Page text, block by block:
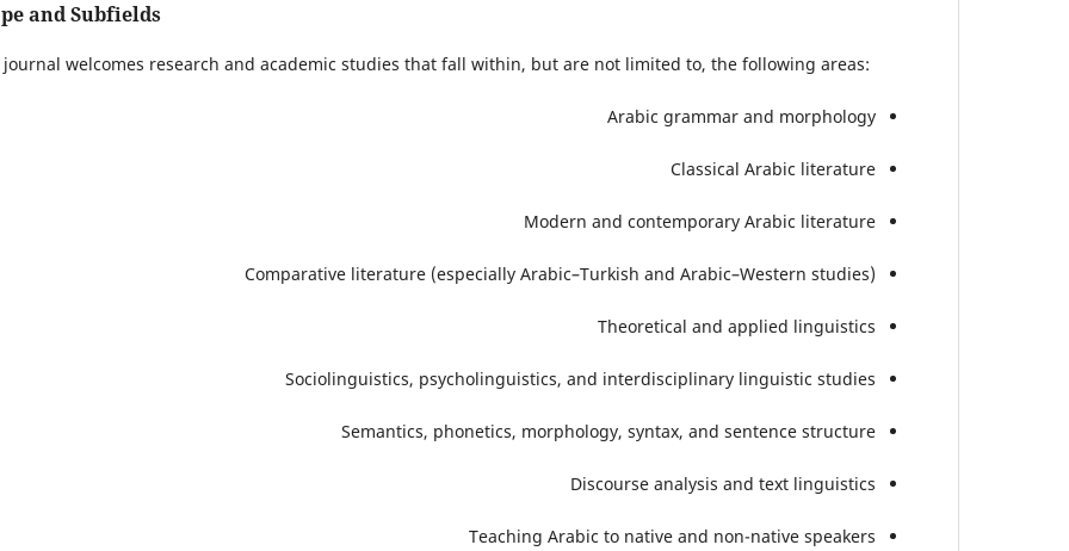
and Subfields
journal welcomes research and academic studies that fall within, but are not limited to, the following areas:
Arabic grammar and morphology
Classical Arabic literature
Modern and contemporary Arabic literature
Comparative literature (especially Arabic–Turkish and Arabic–Western studies)
Theoretical and applied linguistics
Sociolinguistics, psycholinguistics, and interdisciplinary linguistic studies
Semantics, phonetics, morphology, syntax, and sentence structure
Discourse analysis and text linguistics
Teaching Arabic to native and non-native speakers